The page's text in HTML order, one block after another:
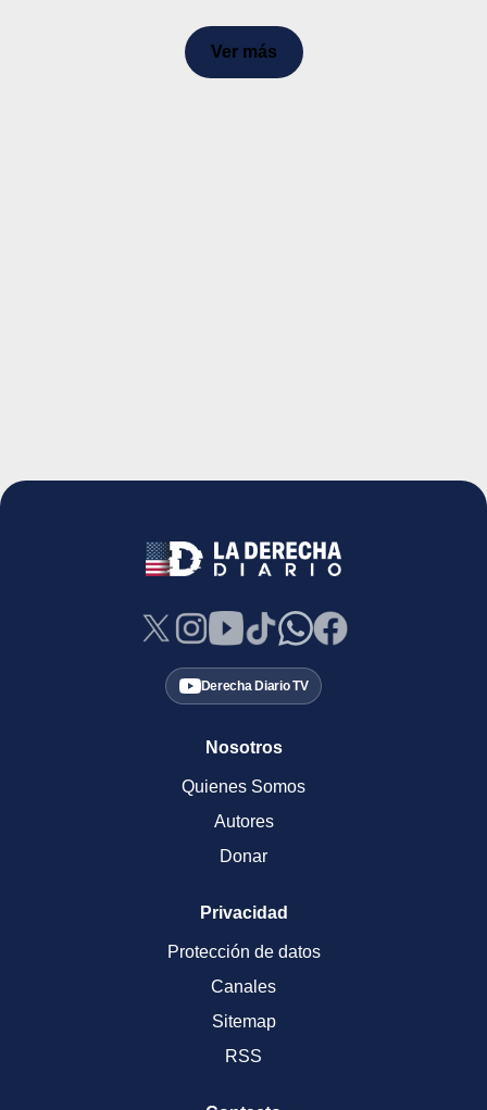
Ver más
Derecha Diario TV
Nosotros
Quienes Somos
Autores
Donar
Privacidad
Protección de datos
Canales
Sitemap
RSS